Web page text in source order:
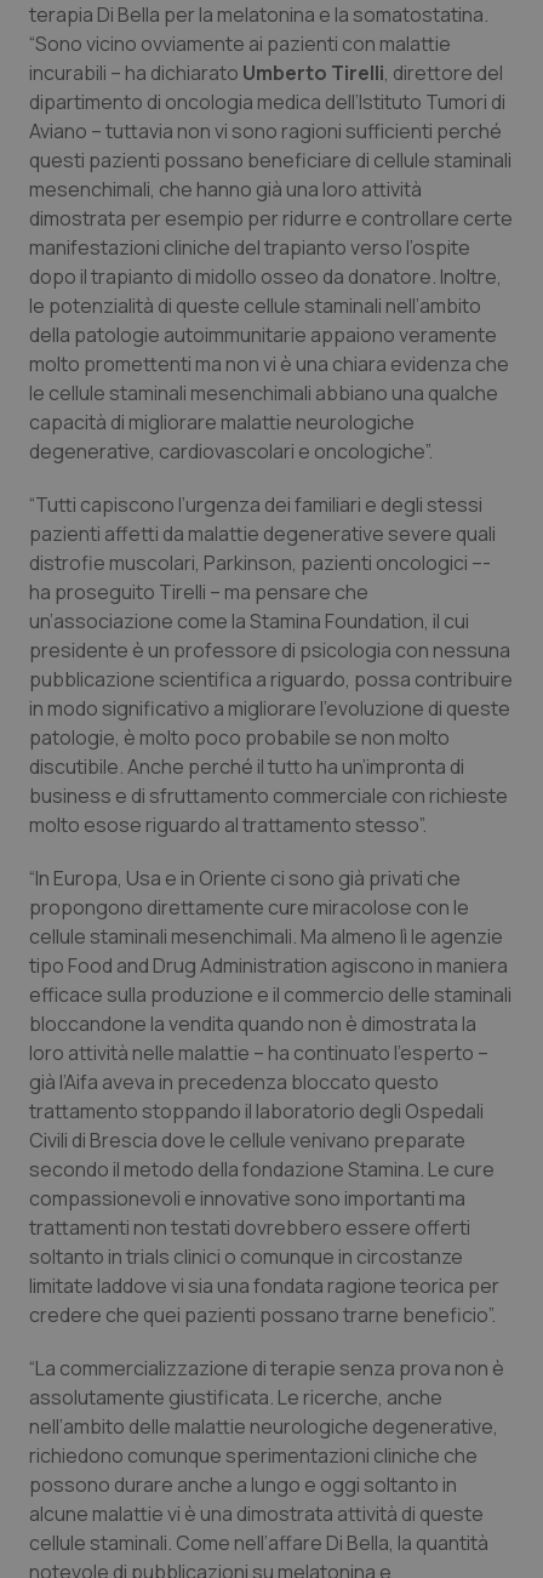
Campania
Emilia-Romagna
Friuli Venezia Giulia
Lazio
Liguria
Lombardia
Marche
Piemonte
Provincia Autonoma di Bolzano
Provincia Autonoma di Trento
Puglia
Sardegna
Toscana
Umbria
Valle D’Aosta
Veneto
Car-T
Colesterolo & coronaropatie
Dermatite Atopica
Diabete & glucometri
Disturbi dell’umore
Dolore
Donna & Salute
HIV
Infezioni & Febbre
Ipertensione & Scompenso
Malattie rare
Malattia di Crohn & Rettocolite Ulcerosa
Obesità
Oftalmologia
Oncodermatologia
Oncoematologia
Oncologia & Nutrizione
Psoriasi & pelle
Quotidiano Cardiologia
Quotidiano Chirurgia
Quotidiano Oncologia
Quotidiano Pediatria
Rene & patologie urogenitali
terapia Di Bella per la melatonina e la somatostatina.
“Sono vicino ovviamente ai pazienti con malattie
incurabili – ha dichiarato Umberto Tirelli, direttore del
dipartimento di oncologia medica dell’Istituto Tumori di
Aviano – tuttavia non vi sono ragioni sufficienti perché
questi pazienti possano beneficiare di cellule staminali
mesenchimali, che hanno già una loro attività
dimostrata per esempio per ridurre e controllare certe
manifestazioni cliniche del trapianto verso l’ospite
dopo il trapianto di midollo osseo da donatore. Inoltre,
le potenzialità di queste cellule staminali nell’ambito
della patologie autoimmunitarie appaiono veramente
molto promettenti ma non vi è una chiara evidenza che
le cellule staminali mesenchimali abbiano una qualche
capacità di migliorare malattie neurologiche
degenerative, cardiovascolari e oncologiche”.
“Tutti capiscono l’urgenza dei familiari e degli stessi
pazienti affetti da malattie degenerative severe quali
distrofie muscolari, Parkinson, pazienti oncologici –-
ha proseguito Tirelli – ma pensare che
un’associazione come la Stamina Foundation, il cui
presidente è un professore di psicologia con nessuna
pubblicazione scientifica a riguardo, possa contribuire
in modo significativo a migliorare l’evoluzione di queste
patologie, è molto poco probabile se non molto
discutibile. Anche perché il tutto ha un’impronta di
business e di sfruttamento commerciale con richieste
molto esose riguardo al trattamento stesso”.
“In Europa, Usa e in Oriente ci sono già privati che
propongono direttamente cure miracolose con le
cellule staminali mesenchimali. Ma almeno lì le agenzie
tipo Food and Drug Administration agiscono in maniera
efficace sulla produzione e il commercio delle staminali
bloccandone la vendita quando non è dimostrata la
loro attività nelle malattie – ha continuato l’esperto –
già l’Aifa aveva in precedenza bloccato questo
trattamento stoppando il laboratorio degli Ospedali
Civili di Brescia dove le cellule venivano preparate
secondo il metodo della fondazione Stamina. Le cure
compassionevoli e innovative sono importanti ma
trattamenti non testati dovrebbero essere offerti
soltanto in trials clinici o comunque in circostanze
limitate laddove vi sia una fondata ragione teorica per
credere che quei pazienti possano trarne beneficio”.
“La commercializzazione di terapie senza prova non è
assolutamente giustificata. Le ricerche, anche
nell’ambito delle malattie neurologiche degenerative,
richiedono comunque sperimentazioni cliniche che
possono durare anche a lungo e oggi soltanto in
alcune malattie vi è una dimostrata attività di queste
cellule staminali. Come nell’affare Di Bella, la quantità
notevole di pubblicazioni su melatonina e